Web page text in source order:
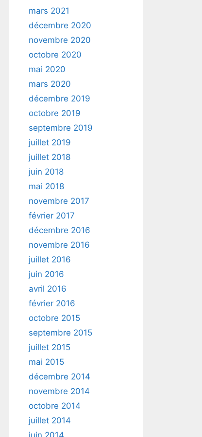
mars 2021
décembre 2020
novembre 2020
octobre 2020
mai 2020
mars 2020
décembre 2019
octobre 2019
septembre 2019
juillet 2019
juillet 2018
juin 2018
mai 2018
novembre 2017
février 2017
décembre 2016
novembre 2016
juillet 2016
juin 2016
avril 2016
février 2016
octobre 2015
septembre 2015
juillet 2015
mai 2015
décembre 2014
novembre 2014
octobre 2014
juillet 2014
juin 2014